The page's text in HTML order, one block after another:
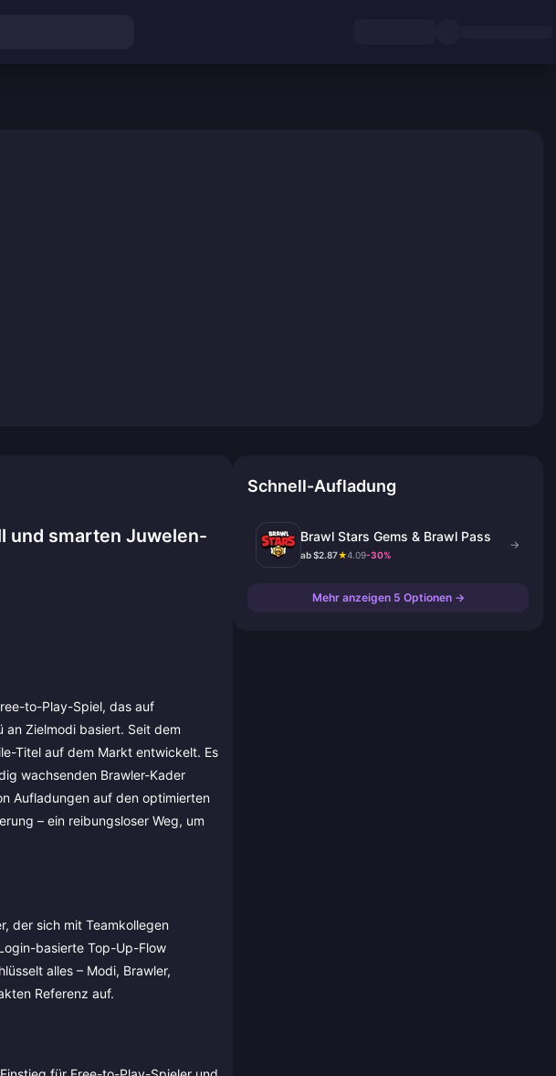
und smarten Juwelen-
to-Play-Spiel, das auf
Zielmodi basiert. Seit dem
Titel auf dem Markt entwickelt. Es
wachsenden Brawler-Kader
Aufladungen auf den optimierten
– ein reibungsloser Weg, um
der sich mit Teamkollegen
basierte Top-Up-Flow
alles – Modi, Brawler,
Referenz auf.
Schnell-Aufladung
Brawl Stars Gems & Brawl Pass
ab $2.87★4.09-30%
→
Mehr anzeigen 5 Optionen →